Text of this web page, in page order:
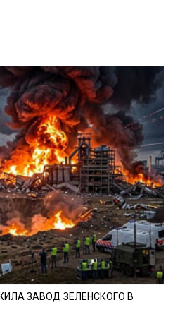
ЗАВОД ЗЕЛЕНСКОГО В